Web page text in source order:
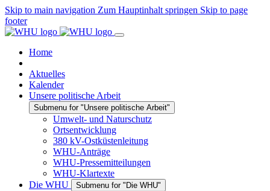
Skip to main navigation Zum Hauptinhalt springen Skip to page
footer
Home
Aktuelles
Kalender
Unsere politische Arbeit
Submenu for "Unsere politische Arbeit"
Umwelt- und Naturschutz
Ortsentwicklung
380 kV-Ostküstenleitung
WHU-Anträge
WHU-Pressemitteilungen
WHU-Klartexte
Die WHU
Submenu for "Die WHU"